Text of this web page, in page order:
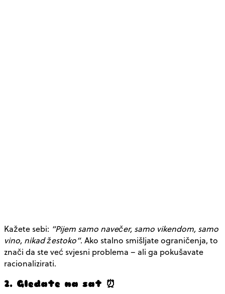
Kažete sebi: “Pijem samo navečer, samo vikendom, samo
vino, nikad žestoko”. Ako stalno smišljate ograničenja, to
znači da ste već svjesni problema – ali ga pokušavate
racionalizirati.
2. Gledate na sat ⏰